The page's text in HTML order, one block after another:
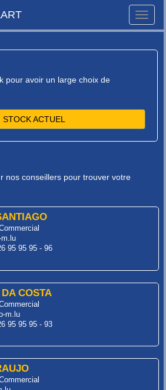
Toggle
pour avoir un large choix de
STOCK ACTUEL
nos conseillers pour trouver votre
m.lu
95 95 95 - 96
COSTA
m.lu
95 95 95 - 93